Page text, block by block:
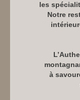
les
Notre
à